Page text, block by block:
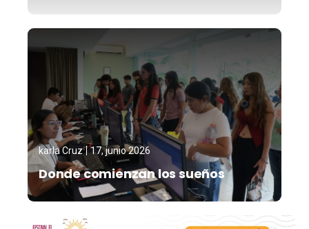
karla Cruz 17, junio 2026
Donde comienzan los sueños